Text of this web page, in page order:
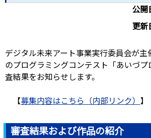
公開
更新
デジタル未来アート事業実行委員会が
のプログラミングコンテスト「あいづ
査結果をお知らせします。
【募集内容はこちら（内部リンク） 】
審査結果および作品の紹介